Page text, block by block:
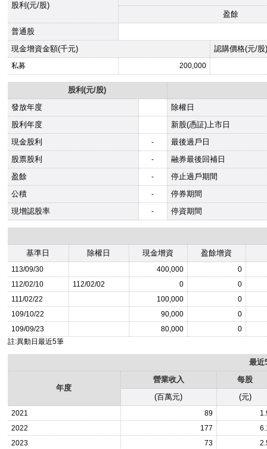
股利(元/股)
盈餘
普通股
現金增資金額(千元)
認購價格(元/股)
私募 200,000
股利(元/股)
發放年度
除權日
股利年度
新股(憑証)上市日
現金股利
-
最後過戶日
股票股利
-
融券最後回補日
盈餘
-
停止過戶期間
公積
-
停券期間
現增認股率
- 停資期間
基準日 除權日 現金增資 盈餘增資
113/09/30 400,000
0
112/02/10
112/02/02 0
0
111/02/22
100,000
0
109/10/22
90,000
0
109/09/23
80,000
0
註:異動日最近5筆
最近
年度
營業收入
每股
(百萬元)
(元)
2021 89
2022
177
2023
73